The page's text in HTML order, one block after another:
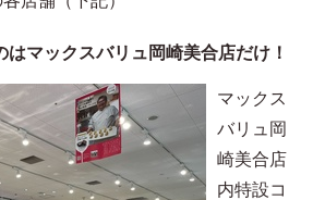
マックスバリュ岡崎美合店だけ！
マックス
バリュ岡
崎美合店
内特設コ